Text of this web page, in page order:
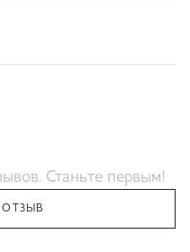
Станьте первым!